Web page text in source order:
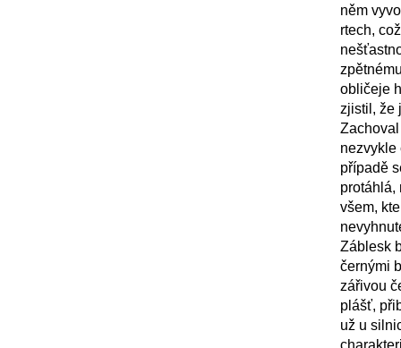
něm
rtech,
obličeje
zjistil, že
nezvykle
případě
protáhlá,
všem,
Záblesk
černými
zářivou
plášť,
už u